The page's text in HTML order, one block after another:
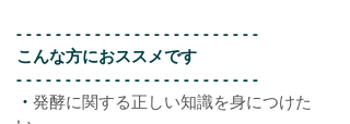
- - - - - - - - - - - - - - - - - - - - - - - - -
こんな方におススメです
- - - - - - - - - - - - - - - - - - - - - -- - -
・ 発酵に関する正しい知識を身につけた